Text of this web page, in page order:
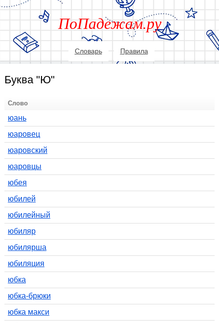
ПоПадежам.ру
Словарь Правила
Буква "Ю"
Слово
юань
юаровец
юаровский
юаровцы
юбея
юбилей
юбилейный
юбиляр
юбилярша
юбиляция
юбка
юбка-брюки
юбка макси